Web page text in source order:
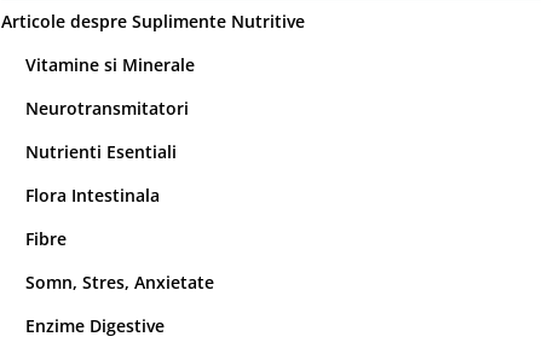
Articole despre Suplimente Nutritive
Vitamine si Minerale
Neurotransmitatori
Nutrienti Esentiali
Flora Intestinala
Fibre
Somn, Stres, Anxietate
Enzime Digestive